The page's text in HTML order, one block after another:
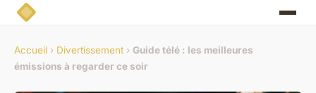
Accueil › Divertissement › Guide télé : les meilleures
émissions à regarder ce soir